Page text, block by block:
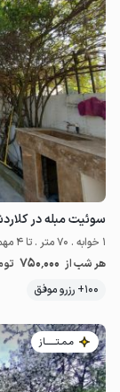
سوئیت مبله در
1 خوابه . 70 متر . تا 4 مهمان
هر شب از 750٬000
100+ رزرو موفق
مـمـتــــــاز